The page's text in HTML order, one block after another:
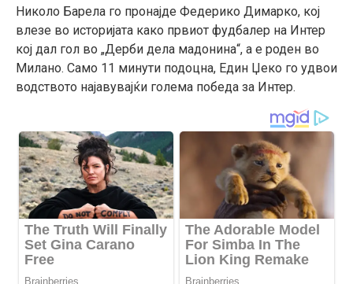
Николо Барела го пронајде Федерико Димарко, кој
влезе во историјата како првиот фудбалер на Интер
кој дал гол во „Дерби дела мадонина“, а е роден во
Милано. Само 11 минути подоцна, Един Џеко го удвои
водството најавувајќи голема победа за Интер.